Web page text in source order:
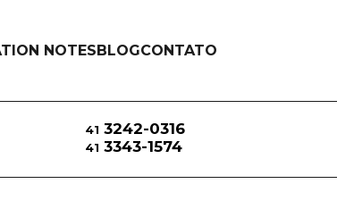
NOTESBLOGCONTATO
41 3242-0316
41 3343-1574